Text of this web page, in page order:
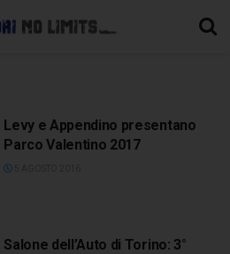
Levy e Appendino presentano
Parco Valentino 2017
Salone dell’Auto di Torino: 3°